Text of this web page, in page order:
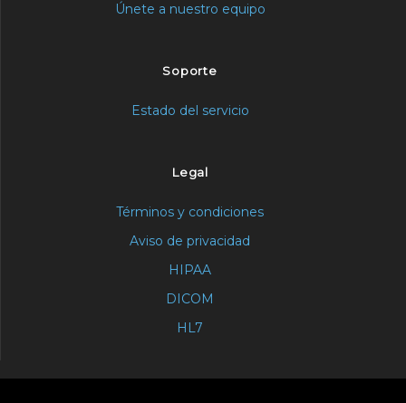
Únete a nuestro equipo
Soporte
Estado del servicio
Legal
Términos y condiciones
Aviso de privacidad
HIPAA
DICOM
HL7